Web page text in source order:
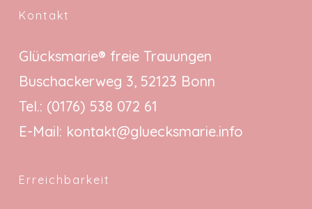
Kontakt
Glücksmarie® freie Trauungen
Buschackerweg 3, 52123 Bonn
Tel.: (0176) 538 072 61
E-Mail: kontakt@gluecksmarie.info
Erreichbarkeit